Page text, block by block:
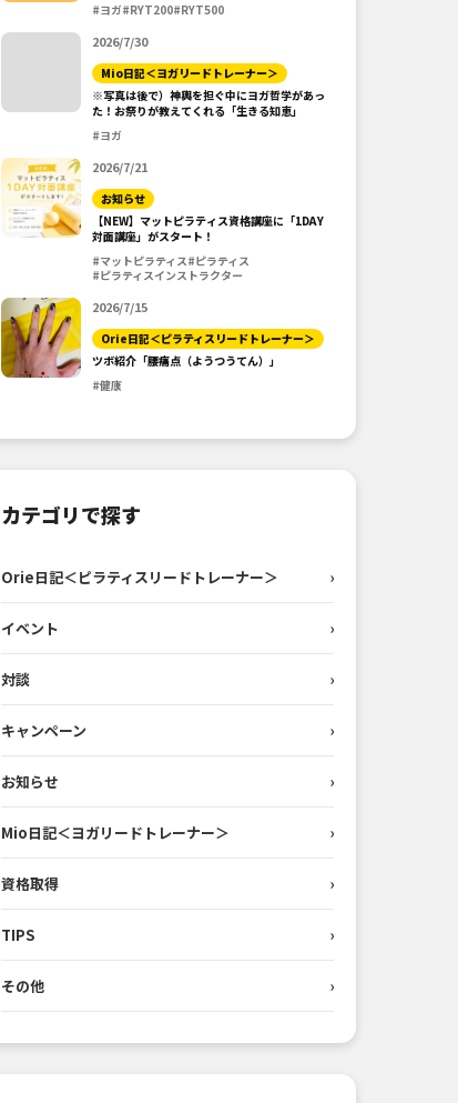
#ヨガ#RYT200#RYT500
2026/7/30
Mio日記＜ヨガリードトレーナー＞
※写真は後で）神輿を担ぐ中にヨガ哲学があっ
た！お祭りが教えてくれる「生きる知恵」
#ヨガ
2026/7/21
お知らせ
【NEW】マットピラティス資格講座に「1DAY
対面講座」がスタート！
#マットピラティス#ピラティス
#ピラティスインストラクター
2026/7/15
Orie日記＜ピラティスリードトレーナー＞
ツボ紹介「腰痛点（ようつうてん）」
#健康
カテゴリで探す
Orie日記＜ピラティスリードトレーナー＞ ›
イベント ›
対談 ›
キャンペーン ›
お知らせ ›
Mio日記＜ヨガリードトレーナー＞ ›
資格取得 ›
TIPS ›
その他 ›